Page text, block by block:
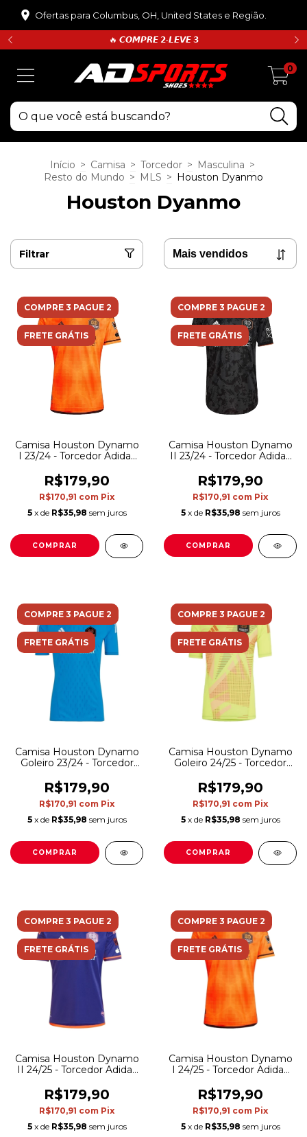
Ofertas para Columbus, OH, United States e Região.
🔥 𝘾𝙊𝙈𝙋𝙍𝙀 𝟮•𝙇𝙀𝙑𝙀 𝟯
0
Início > Camisa > Torcedor > Masculina >
Resto do Mundo > MLS > Houston Dyanmo
Houston Dyanmo
Filtrar
COMPRE 3 PAGUE 2
FRETE GRÁTIS
Camisa Houston Dynamo
I 23/24 - Torcedor Adidas
detalhes em azul
R$179,90
R$170,91 com Pix
5 x de R$35,98 sem juros
COMPRAR
COMPRE 3 PAGUE 2
FRETE GRÁTIS
Camisa Houston Dynamo
II 23/24 - Torcedor Adidas
detalhes em cinza e
laranja
R$179,90
R$170,91 com Pix
5 x de R$35,98 sem juros
COMPRAR
COMPRE 3 PAGUE 2
FRETE GRÁTIS
Camisa Houston Dynamo
Goleiro 23/24 - Torcedor
com detalhes em branco
R$179,90
R$170,91 com Pix
5 x de R$35,98 sem juros
COMPRAR
COMPRE 3 PAGUE 2
FRETE GRÁTIS
Camisa Houston Dynamo
Goleiro 24/25 - Torcedor
Amarela com detalhes em
vermelho
R$179,90
R$170,91 com Pix
5 x de R$35,98 sem juros
COMPRAR
COMPRE 3 PAGUE 2
FRETE GRÁTIS
Camisa Houston Dynamo
II 24/25 - Torcedor Adidas
detalhes em laranja
R$179,90
R$170,91 com Pix
5 x de R$35,98 sem juros
COMPRE 3 PAGUE 2
FRETE GRÁTIS
Camisa Houston Dynamo
I 24/25 - Torcedor Adidas
detalhes em azul
R$179,90
R$170,91 com Pix
5 x de R$35,98 sem juros